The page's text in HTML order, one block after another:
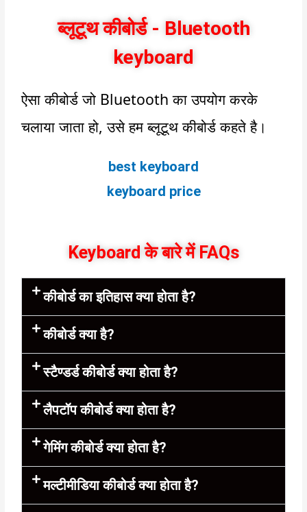
ब्लूटूथ कीबोर्ड - Bluetooth
keyboard
ऐसा कीबोर्ड जो Bluetoothका उपयोग करके
चलाया जाता हो, उसे हम ब्लूटूथ कीबोर्ड कहते है।
best keyboard
keyboard price
Keyboard के बारे में FAQs
कीबोर्ड का इतिहास क्या होता है?
कीबोर्ड क्या है?
स्टैण्डर्ड कीबोर्ड क्या होता है?
लैपटॉप कीबोर्ड क्या होता है?
गेमिंग कीबोर्ड क्या होता है?
मल्टीमीडिया कीबोर्ड क्या होता है?